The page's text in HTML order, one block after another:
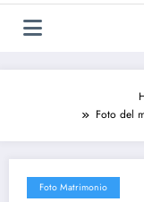
Foto del
Foto Matrimonio